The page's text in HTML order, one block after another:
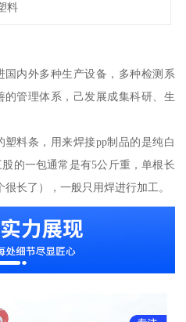
料
内外多种生产设备，多种检测系
管理体系，己发展成集科研、生
料条，用来焊接pp制品的是纯白
的一包通常是有5公斤重，单根长
长了），一般只用焊进行加工。